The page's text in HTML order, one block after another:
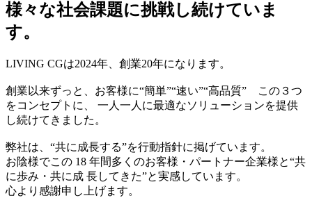
様々な社会課題に挑戦し続けていま
す。
LIVING CGは2024年、創業20年になります。
創業以来ずっと、お客様に“簡単”“速い”“高品質” この３つ
をコンセプトに、 一人一人に最適なソリューションを提供
し続けてきました。
弊社は、“共に成長する”を行動指針に掲げています。
お陰様でこの 18 年間多くのお客様・パートナー企業様と“共
に歩み・共に成 長してきた”と実感しています。
心より感謝申し上げます。